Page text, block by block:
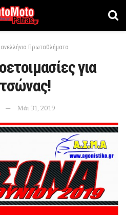
Πρωταθλήματα
για
Μάι 31, 2019